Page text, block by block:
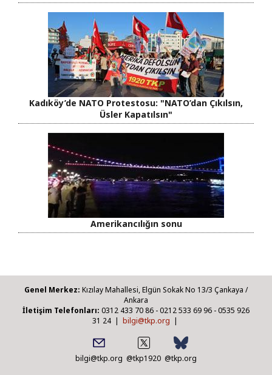
Kadıköy’de NATO Protestosu: "NATO’dan Çıkılsın,
Üsler Kapatılsın"
Amerikancılığın sonu
Genel Merkez: Kızılay Mahallesi, Elgün Sokak No 13/3 Çankaya /
Ankara
İletişim Telefonları: 0312 433 70 86 - 0212 533 69 96 - 0535 926
31 24 | bilgi@tkp.org |
bilgi@tkp.org @tkp1920 @tkp.org